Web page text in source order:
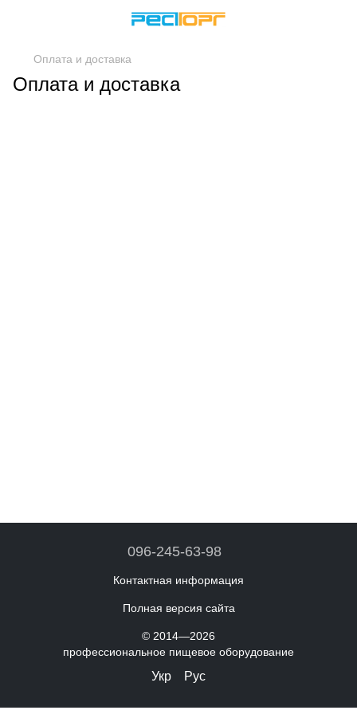
Оплата и доставка
Оплата и доставка
096-245-63-98
Контактная информация
Полная версия сайта
© 2014—2026
профессиональное пищевое оборудование
Укр Рус